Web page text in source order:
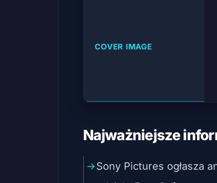
COVER IMAGE
Najważniejsze
Sony Pictures ogłasza